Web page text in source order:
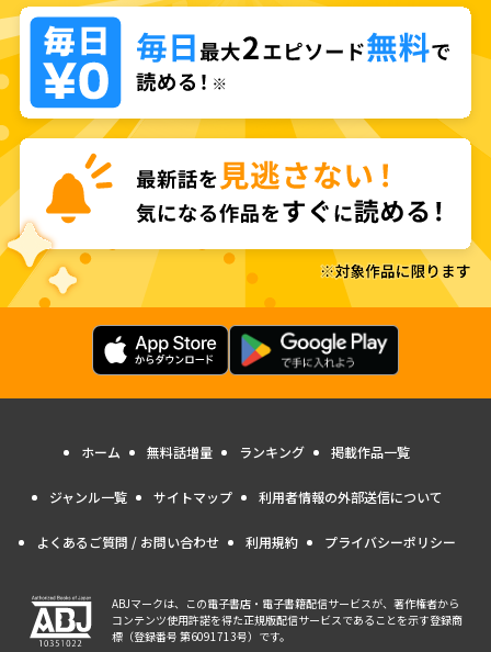
ホーム 無料話増量 ランキング 掲載作品一覧
ジャンル一覧 サイトマップ 利用者情報の外部送信について
よくあるご質問 / お問い合わせ 利用規約 プライバシーポリシー
ABJマークは、この電子書店・電子書籍配信サービスが、著作権者から
コンテンツ使用許諾を得た正規版配信サービスであることを示す登録商
標（登録番号 第6091713号）です。